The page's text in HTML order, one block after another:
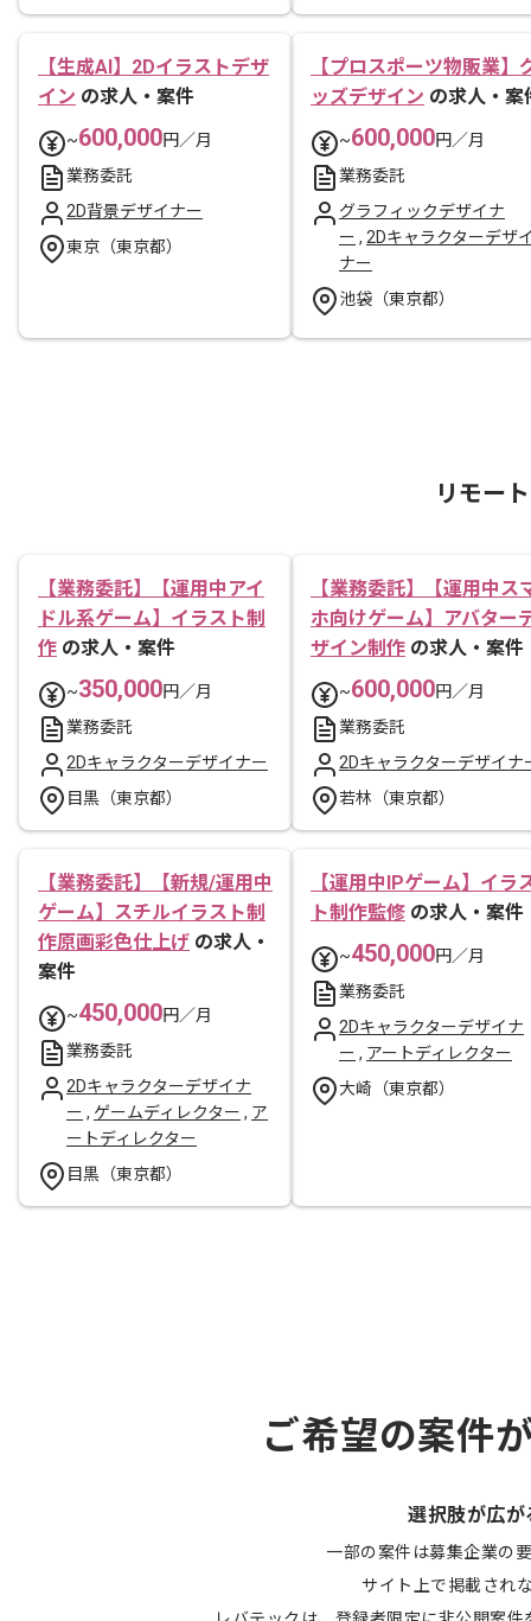
【生成AI】2Dイラストデザ
イン の求人・案件
~600,000円／月
業務委託
2D背景デザイナー
東京（東京都）
【プロスポーツ物販業】
ッズデザイン の求人・案
~600,000円／月
業務委託
グラフィックデザイナ
ー , 2Dキャラクターデザ
ナー
池袋（東京都）
リモー
【業務委託】【運用中アイ
ドル系ゲーム】イラスト制
作 の求人・案件
~350,000円／月
業務委託
2Dキャラクターデザイナー
目黒（東京都）
【業務委託】【運用中ス
ホ向けゲーム】アバター
ザイン制作 の求人・案件
~600,000円／月
業務委託
2Dキャラクターデザイナ
若林（東京都）
【業務委託】【新規/運用中
ゲーム】スチルイラスト制
作原画彩色仕上げ の求人・
案件
~450,000円／月
業務委託
2Dキャラクターデザイナ
ー , ゲームディレクター , ア
ートディレクター
目黒（東京都）
【運用中IPゲーム】イラ
ト制作監修 の求人・案件
~450,000円／月
業務委託
2Dキャラクターデザイナ
ー , アートディレクター
大崎（東京都）
ご希望の案件
選択肢が広が
一部の案件は募集企業の
サイト上で掲載され